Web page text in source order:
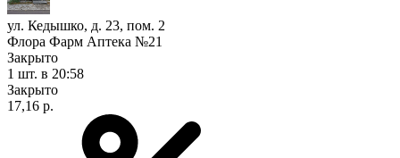
ул. Кедышко, д. 23, пом. 2
Флора Фарм Аптека №21
Закрыто
1 шт. в 20:58
Закрыто
17,16 р.